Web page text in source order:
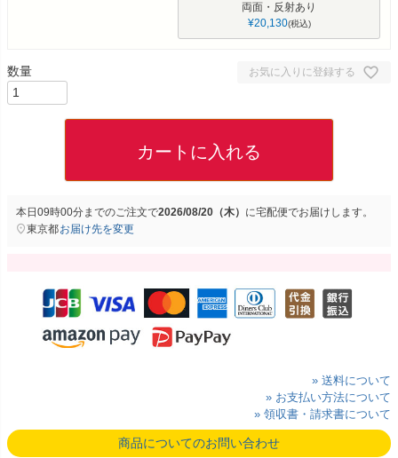
両面・反射あり
¥20,130 税込
お気に入りに登録する
カートに入れる
本日 09時00分までのご注文で2026/08/20（木） に宅配便でお届けします。
東京都お届け先を変更
» 送料について
» お支払い方法について
» 領収書・請求書について
商品についてのお問い合わせ